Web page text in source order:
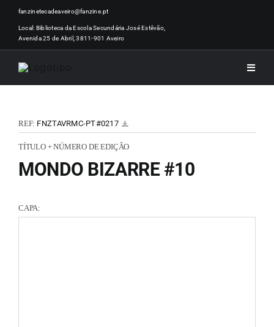
Skip
content
fanzinetecadeaveiro@fanzine.pt
Local: Biblioteca da Escola Secundária José Estêvão,
Avenida 25 de Abril, 3811-901 Aveiro
Toggle
REF: FNZTAVRMC-PT#0217
TÍTULO + NÚMERO DE EDIÇÃO
MONDO BIZARRE #10
CAPA: